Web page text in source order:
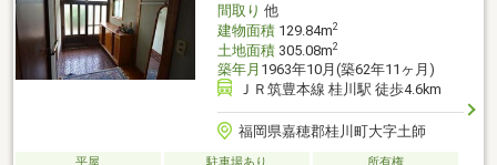
間取り 他
建物面積129.84m2
土地面積305.08m2
築年月 1963年10月(築62年11ヶ月)
ＪＲ筑豊本線 桂川駅 徒歩4.6km
福岡県嘉穂郡桂川町大字土師